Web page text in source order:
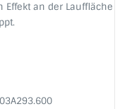
an der Lauffläche